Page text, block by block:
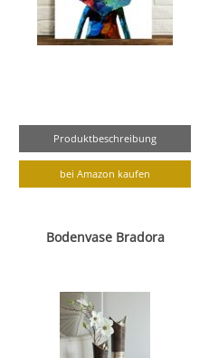
Produktbeschreibung
bei Amazon kaufen
Bodenvase Bradora